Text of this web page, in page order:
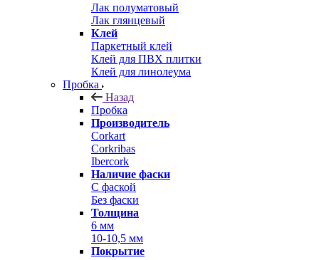
Лак полуматовый
Лак глянцевый
Клей
Паркетный клей
Клей для ПВХ плитки
Клей для линолеума
Пробка
Назад
Пробка
Производитель
Corkart
Corkribas
Ibercork
Наличие фаски
С фаской
Без фаски
Толщина
6 мм
10-10,5 мм
Покрытие